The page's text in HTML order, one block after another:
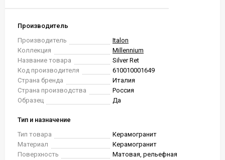
Производитель
Производитель
Italon
Коллекция
Millennium
Название товара
Silver Ret
Код производителя
610010001649
Страна бренда
Италия
Страна производства
Россия
Образец
Да
Тип и назначение
Тип товара
Керамогранит
Материал
Керамогранит
Поверхность
Матовая, рельефная